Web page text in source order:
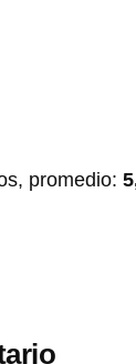
promedio: